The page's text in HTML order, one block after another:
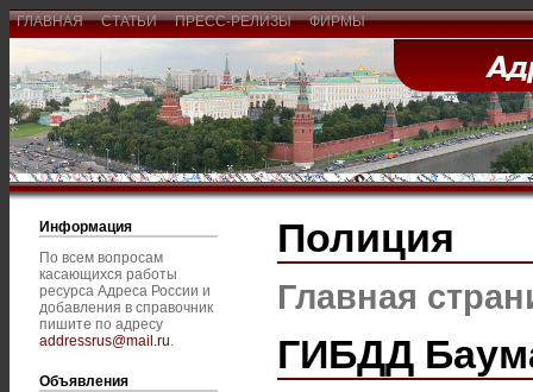
ГЛАВНАЯ СТАТЬИ ПРЕСС-РЕЛИЗЫ ФИРМЫ
Информация
По всем вопросам
касающихся работы
ресурса Адреса России и
добавления в справочник
пишите по адресу
addressrus@mail.ru.
Объявления
Полиция
Главная
ГИБДД